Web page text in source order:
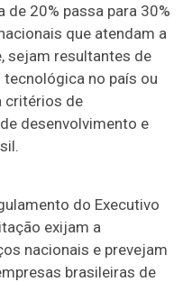
20% passa para 30%
que atendam a
sejam resultantes de
no país ou
critérios de
desenvolvimento e
do Executivo
exijam a
nacionais e prevejam
brasileiras de